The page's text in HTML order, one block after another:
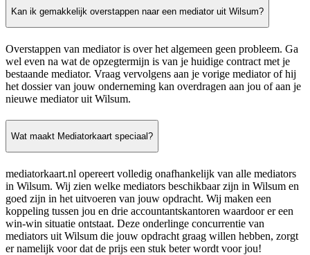
Kan ik gemakkelijk overstappen naar een mediator uit Wilsum?
Overstappen van mediator is over het algemeen geen probleem. Ga
wel even na wat de opzegtermijn is van je huidige contract met je
bestaande mediator. Vraag vervolgens aan je vorige mediator of hij
het dossier van jouw onderneming kan overdragen aan jou of aan je
nieuwe mediator uit Wilsum.
Wat maakt Mediatorkaart speciaal?
mediatorkaart.nl opereert volledig onafhankelijk van alle mediators
in Wilsum. Wij zien welke mediators beschikbaar zijn in Wilsum en
goed zijn in het uitvoeren van jouw opdracht. Wij maken een
koppeling tussen jou en drie accountantskantoren waardoor er een
win-win situatie ontstaat. Deze onderlinge concurrentie van
mediators uit Wilsum die jouw opdracht graag willen hebben, zorgt
er namelijk voor dat de prijs een stuk beter wordt voor jou!